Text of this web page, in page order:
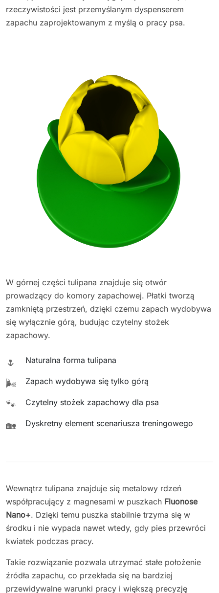
rzeczywistości jest przemyślanym dyspenserem
zapachu zaprojektowanym z myślą o pracy psa.
W górnej części tulipana znajduje się otwór
prowadzący do komory zapachowej. Płatki tworzą
zamkniętą przestrzeń, dzięki czemu zapach wydobywa
się wyłącznie górą, budując czytelny stożek
zapachowy.
🌷 Naturalna forma tulipana
🌬️ Zapach wydobywa się tylko górą
🐾 Czytelny stożek zapachowy dla psa
🏡 Dyskretny element scenariusza treningowego
Wewnątrz tulipana znajduje się metalowy rdzeń
współpracujący z magnesami w puszkach Fluonose
Nano+. Dzięki temu puszka stabilnie trzyma się w
środku i nie wypada nawet wtedy, gdy pies przewróci
kwiatek podczas pracy.
Takie rozwiązanie pozwala utrzymać stałe położenie
źródła zapachu, co przekłada się na bardziej
przewidywalne warunki pracy i większą precyzję